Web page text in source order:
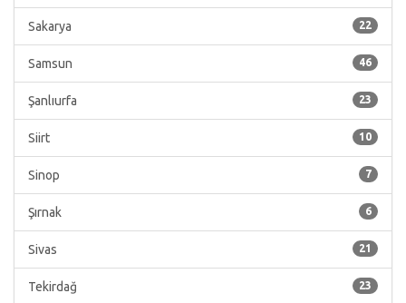
22
Sakarya
46
Samsun
23
Şanlıurfa
10
Siirt
7
Sinop
6
Şırnak
21
Sivas
23
Tekirdağ